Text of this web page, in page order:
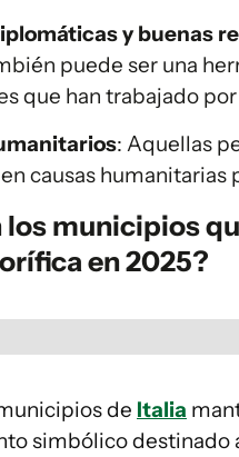
y buenas
puede ser una
que han trabajado
: Aquellas
causas
los municipios
en 2025?
de Italia
simbólico destinado